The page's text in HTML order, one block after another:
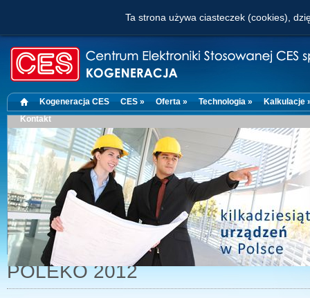
Kogeneracja CES CES » Oferta » Technologia »
Kalkulacje
Kontakt
POLEKO 2012
Ta strona używa ciasteczek (cookies),